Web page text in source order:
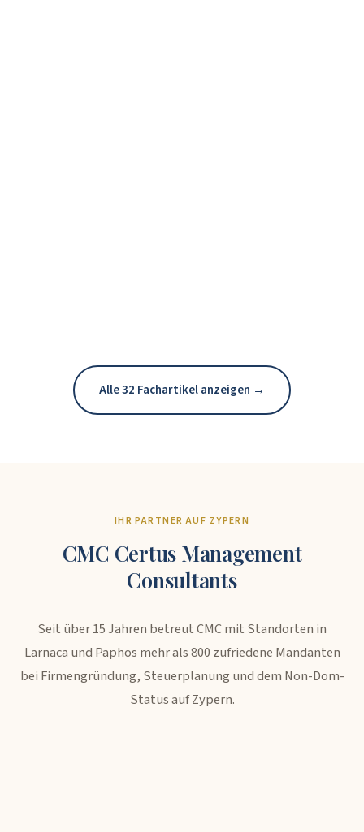
Alle 32 Fachartikel anzeigen →
IHR PARTNER AUF ZYPERN
CMC Certus Management
Consultants
Seit über 15 Jahren betreut CMC mit Standorten in
Larnaca und Paphos mehr als 800 zufriedene Mandanten
bei Firmengründung, Steuerplanung und dem Non-Dom-
Status auf Zypern.